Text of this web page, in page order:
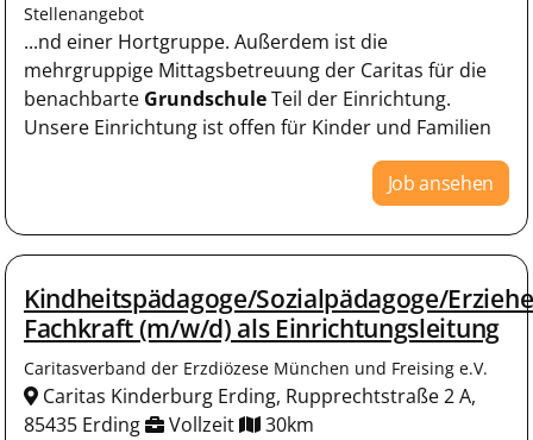
Stellenangebot
...nd einer Hortgruppe. Außerdem ist die
mehrgruppige Mittagsbetreuung der Caritas für die
benachbarte GrundschuleTeil der Einrichtung.
Unsere Einrichtung ist offen für Kinder und Familien
Job ansehen
Kindheitspädagoge/Sozialpädagoge/
Fachkraft (m/w/d) als Einrichtungsleitung
Caritasverband der Erzdiözese München und Freising e.V.
Caritas Kinderburg Erding, Rupprechtstraße 2 A,
85435 Erding
Vollzeit 30km